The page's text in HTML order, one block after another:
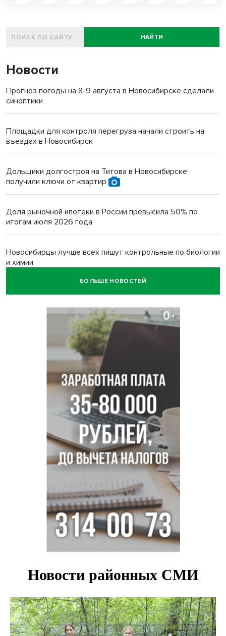
НАЙТИ
Новости
Прогноз погоды на 8-9 августа в Новосибирске сделали
синоптики
Площадки для контроля перегруза начали строить на
въездах в Новосибирск
Дольщики долгостроя на Титова в Новосибирске
получили ключи от квартир
Доля рыночной ипотеки в России превысила 50% по
итогам июля 2026 года
Новосибирцы лучше всех пишут контрольные по биологии
и химии
Нейросеть для диагностики депрессии в крови создали в
Двум бойцам СВО после минно-взрывной травмы
«оживили» нервы в Новосибирске
Персидский ковер «108 шахов» впервые вывезли из музея
Востока в Новосибирск
Актриса из Новосибирска Евгения Туркова сыграла мать
в сериале «Малой»
БОЛЬШЕ НОВОСТЕЙ